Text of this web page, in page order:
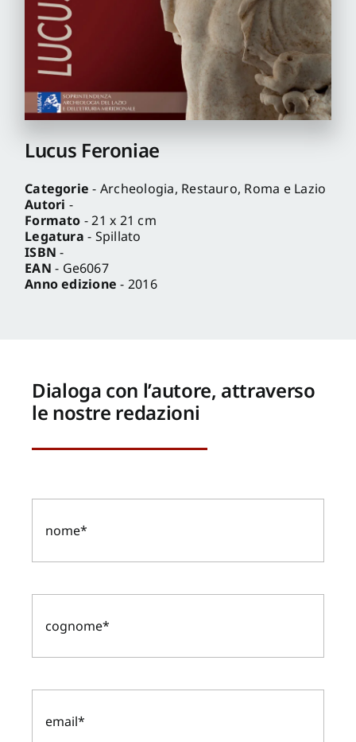
Lucus Feroniae
Categorie - Archeologia, Restauro, Roma e Lazio
Autori -
Formato - 21 x 21 cm
Legatura - Spillato
ISBN -
EAN - Ge6067
Anno edizione - 2016
Dialoga con l’autore, attraverso
le nostre redazioni